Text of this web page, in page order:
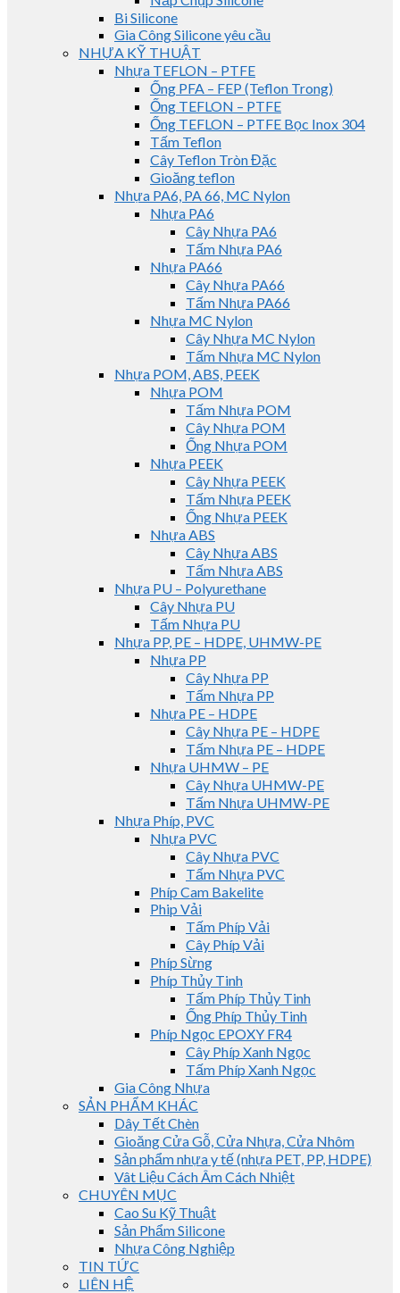
Bi Silicone
Gia Công Silicone yêu cầu
NHỰA KỸ THUẬT
Nhựa TEFLON – PTFE
Ống PFA – FEP (Teflon Trong)
Ống TEFLON – PTFE
Ống TEFLON – PTFE Bọc Inox 304
Tấm Teflon
Cây Teflon Tròn Đặc
Gioăng teflon
Nhựa PA6, PA 66, MC Nylon
Nhựa PA6
Cây Nhựa PA6
Tấm Nhựa PA6
Nhựa PA66
Cây Nhựa PA66
Tấm Nhựa PA66
Nhựa MC Nylon
Cây Nhựa MC Nylon
Tấm Nhựa MC Nylon
Nhựa POM, ABS, PEEK
Nhựa POM
Tấm Nhựa POM
Cây Nhựa POM
Ống Nhựa POM
Nhựa PEEK
Cây Nhựa PEEK
Tấm Nhựa PEEK
Ống Nhựa PEEK
Nhựa ABS
Cây Nhựa ABS
Tấm Nhựa ABS
Nhựa PU – Polyurethane
Cây Nhựa PU
Tấm Nhựa PU
Nhựa PP, PE – HDPE, UHMW-PE
Nhựa PP
Cây Nhựa PP
Tấm Nhựa PP
Nhựa PE – HDPE
Cây Nhựa PE – HDPE
Tấm Nhựa PE – HDPE
Nhựa UHMW – PE
Cây Nhựa UHMW-PE
Tấm Nhựa UHMW-PE
Nhựa Phíp, PVC
Nhựa PVC
Cây Nhựa PVC
Tấm Nhựa PVC
Phíp Cam Bakelite
Phip Vải
Tấm Phíp Vải
Cây Phíp Vải
Phíp Sừng
Phíp Thủy Tinh
Tấm Phíp Thủy Tinh
Ống Phíp Thủy Tinh
Phíp Ngọc EPOXY FR4
Cây Phíp Xanh Ngọc
Tấm Phíp Xanh Ngọc
Gia Công Nhựa
SẢN PHẨM KHÁC
Dây Tết Chèn
Gioăng Cửa Gỗ, Cửa Nhựa, Cửa Nhôm
Sản phẩm nhựa y tế (nhựa PET, PP, HDPE)
Vât Liệu Cách Âm Cách Nhiệt
CHUYÊN MỤC
Cao Su Kỹ Thuật
Sản Phẩm Silicone
Nhựa Công Nghiệp
TIN TỨC
LIÊN HỆ